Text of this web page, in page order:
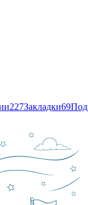
227Закладки69